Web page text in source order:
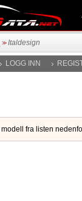
>> Italdesign
LOGG INN
modell fra listen